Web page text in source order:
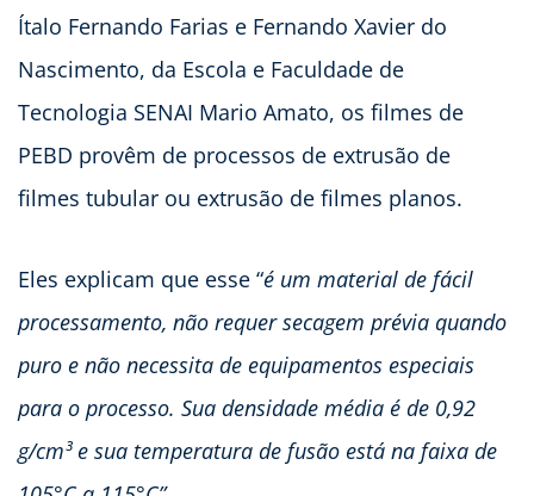
Ítalo Fernando Farias e Fernando Xavier do
Nascimento, da Escola e Faculdade de
Tecnologia SENAI Mario Amato, os filmes de
PEBD provêm de processos de extrusão de
filmes tubular ou extrusão de filmes planos.
Eles explicam que esse “é um material de fácil
processamento, não requer secagem prévia quando
puro e não necessita de equipamentos especiais
para o processo. Sua densidade média é de 0,92
g/cm³ e sua temperatura de fusão está na faixa de